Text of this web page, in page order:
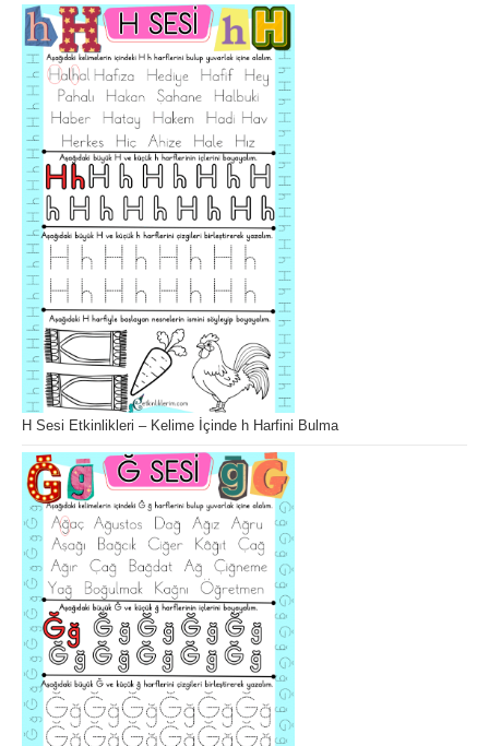
H Sesi Etkinlikleri – Kelime İçinde h Harfini Bulma